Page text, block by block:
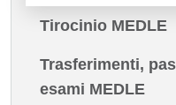
Tirocinio MEDLE
Trasferimenti,
esami MEDLE